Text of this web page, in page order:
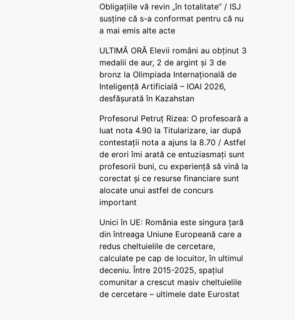
Obligațiile vă revin „în totalitate” / ISJ
susține că s-a conformat pentru că nu
a mai emis alte acte
ULTIMĂ ORĂ Elevii români au obținut 3
medalii de aur, 2 de argint și 3 de
bronz la Olimpiada Internațională de
Inteligență Artificială – IOAI 2026,
desfășurată în Kazahstan
Profesorul Petruț Rizea: O profesoară a
luat nota 4.90 la Titularizare, iar după
contestații nota a ajuns la 8.70 / Astfel
de erori îmi arată ce entuziasmați sunt
profesorii buni, cu experiență să vină la
corectat și ce resurse financiare sunt
alocate unui astfel de concurs
important
Unici în UE: România este singura țară
din întreaga Uniune Europeană care a
redus cheltuielile de cercetare,
calculate pe cap de locuitor, în ultimul
deceniu. Între 2015-2025, spațiul
comunitar a crescut masiv cheltuielile
de cercetare – ultimele date Eurostat